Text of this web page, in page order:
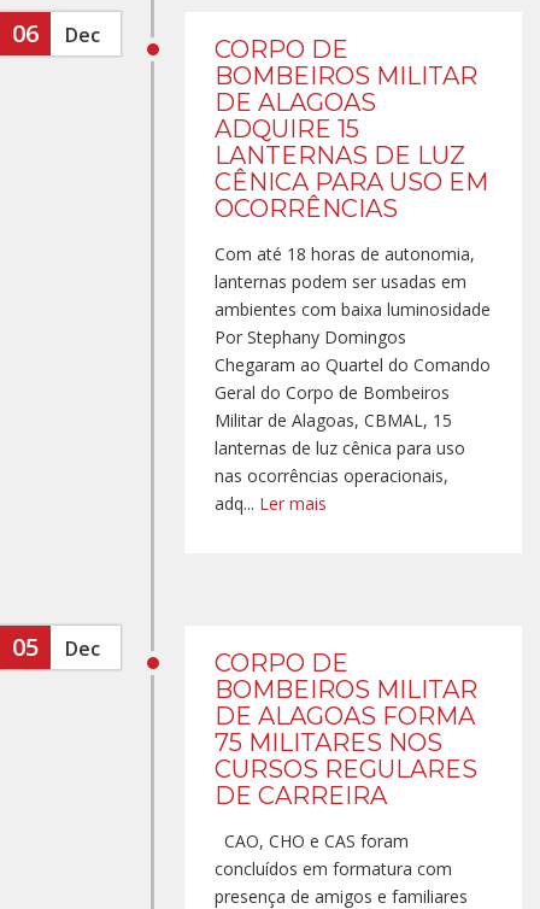
06 Dec
CORPO DE
BOMBEIROS MILITAR
DE ALAGOAS
ADQUIRE 15
LANTERNAS DE LUZ
CÊNICA PARA USO EM
OCORRÊNCIAS
Com até 18 horas de autonomia,
lanternas podem ser usadas em
ambientes com baixa luminosidade
Por Stephany Domingos
Chegaram ao Quartel do Comando
Geral do Corpo de Bombeiros
Militar de Alagoas, CBMAL, 15
lanternas de luz cênica para uso
nas ocorrências operacionais,
adq... Ler mais
05 Dec
CORPO DE
BOMBEIROS MILITAR
DE ALAGOAS FORMA
75 MILITARES NOS
CURSOS REGULARES
DE CARREIRA
CAO, CHO e CAS foram
concluídos em formatura com
presença de amigos e familiares